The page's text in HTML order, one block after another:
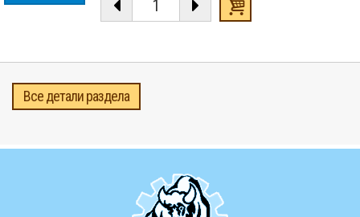
Все детали раздела